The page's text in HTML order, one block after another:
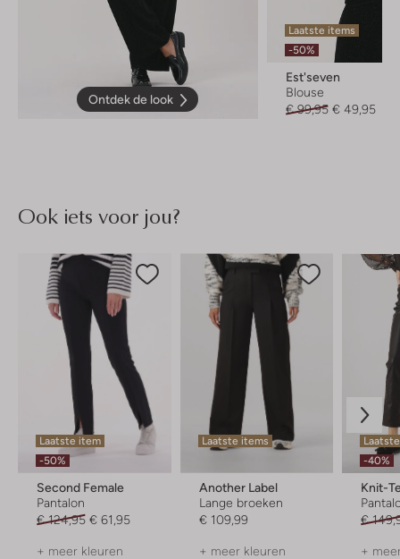
Ontdek de look
Laatste items
-50%
Est'seven
Blouse
€ 99,95 € 49,95
Ook iets voor jou?
Laatste item
-50%
Second Female
Pantalon
€ 124,95 € 61,95
+ meer kleuren
Laatste items
Another Label
Lange broeken
€ 109,99
+ meer kleuren
-40%
Knit-
€
+